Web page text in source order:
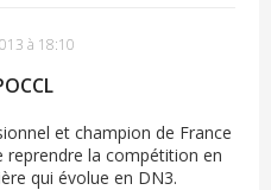
à 18:10
et champion de France
reprendre la compétition en
qui évolue en DN3.